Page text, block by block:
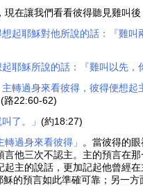
在讓我們看看彼得聽見雞叫後
想起耶穌對他所說的話：『雞
起耶穌所說的話：『雞叫以先
主轉過身來看彼得，彼得便想
(路22:60-62)
叫了。」(約18:27)
轉過身來看彼得」
。當彼得的
言他三次不認主。主的預言在
起主的說話，更加記起他曾經
的預言如此準確可靠；另一